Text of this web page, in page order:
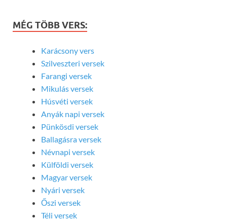
MÉG TÖBB VERS:
Karácsony vers
Szilveszteri versek
Farangi versek
Mikulás versek
Húsvéti versek
Anyák napi versek
Pünkösdi versek
Ballagásra versek
Névnapi versek
Külföldi versek
Magyar versek
Nyári versek
Őszi versek
Téli versek